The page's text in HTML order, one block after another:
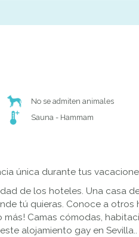
No se admiten animales
Sauna - Hammam
única durante tus
de los hoteles. Una casa
tú quieras. Conoce a otros
Camas cómodas,
alojamiento gay en Sevilla..